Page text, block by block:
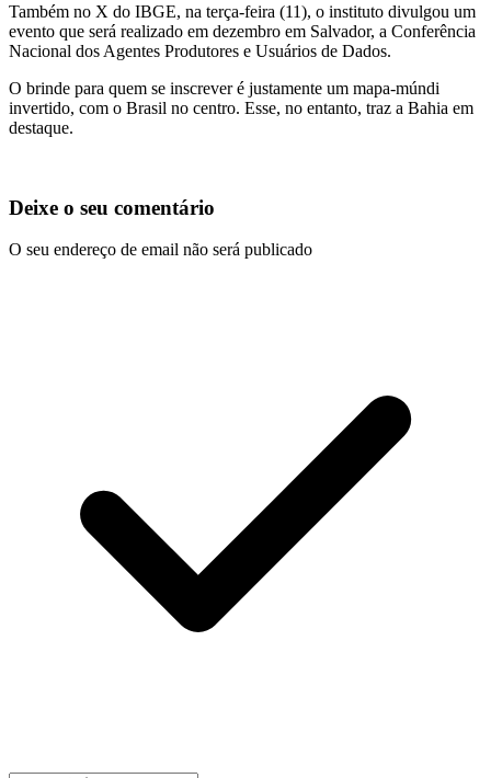
Também no X do IBGE, na terça-feira (11), o instituto divulgou um
evento que será realizado em dezembro em Salvador, a Conferência
Nacional dos Agentes Produtores e Usuários de Dados.
O brinde para quem se inscrever é justamente um mapa-múndi
invertido, com o Brasil no centro. Esse, no entanto, traz a Bahia em
destaque.
Deixe o seu comentário
O seu endereço de email não será publicado